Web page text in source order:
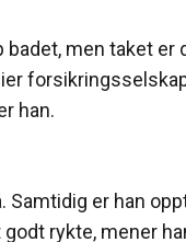
men taket
han.
Samtidig er han
rykte, mener